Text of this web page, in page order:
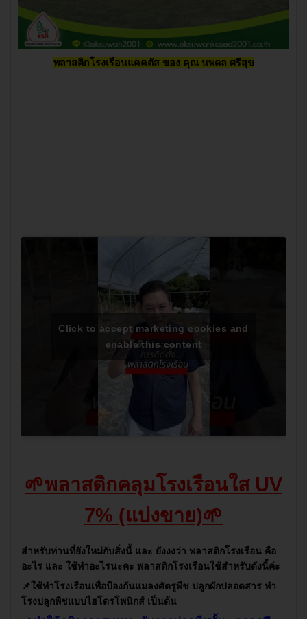
พลาสติกโรงเรือนแคคตัส ของ คุณ นพดล ศรีสุข
Click to accept marketing cookies and
enable this content
🌱พลาสติกคลุมโรงเรือนใส UV
7% (แบ่งขาย)🌱
สำหรับท่านที่ยังใหม่กับสิ่งนี้ และ ยังงงว่า พลาสติกโรงเรือน คือ
อะไร และ ใช้ทำอะไรนะคะ พลาสติกโรงเรือนใช้สำหรับดังนี้ค่ะ
📌ใช้ทำโรงเรือนเพื่อป้องกันแมลงศัตรูพืช ปลูกผักปลอดสาร ทำ
โรงปลูกพืชแบบไฮโดรโพนิกส์ เป็นต้น